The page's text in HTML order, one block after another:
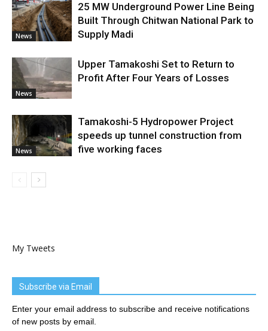
News
25 MW Underground Power Line Being
Built Through Chitwan National Park to
Supply Madi
News
Upper Tamakoshi Set to Return to
Profit After Four Years of Losses
News
Tamakoshi-5 Hydropower Project
speeds up tunnel construction from
five working faces
My Tweets
Subscribe via Email
Enter your email address to subscribe and receive notifications
of new posts by email.